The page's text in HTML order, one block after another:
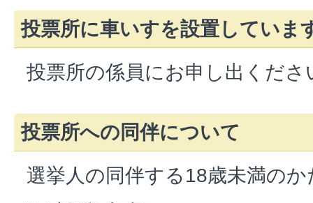
投票所に車いすを設置していま
投票所の係員にお申し出くださ
投票所への同伴について
選挙人の同伴する18歳未満の